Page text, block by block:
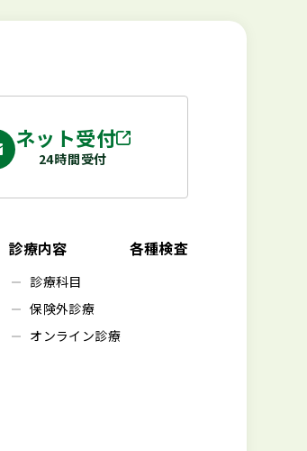
ネット受付
24時間受付
診療内容
診療科目
保険外診療
オンライン診療
各種検査